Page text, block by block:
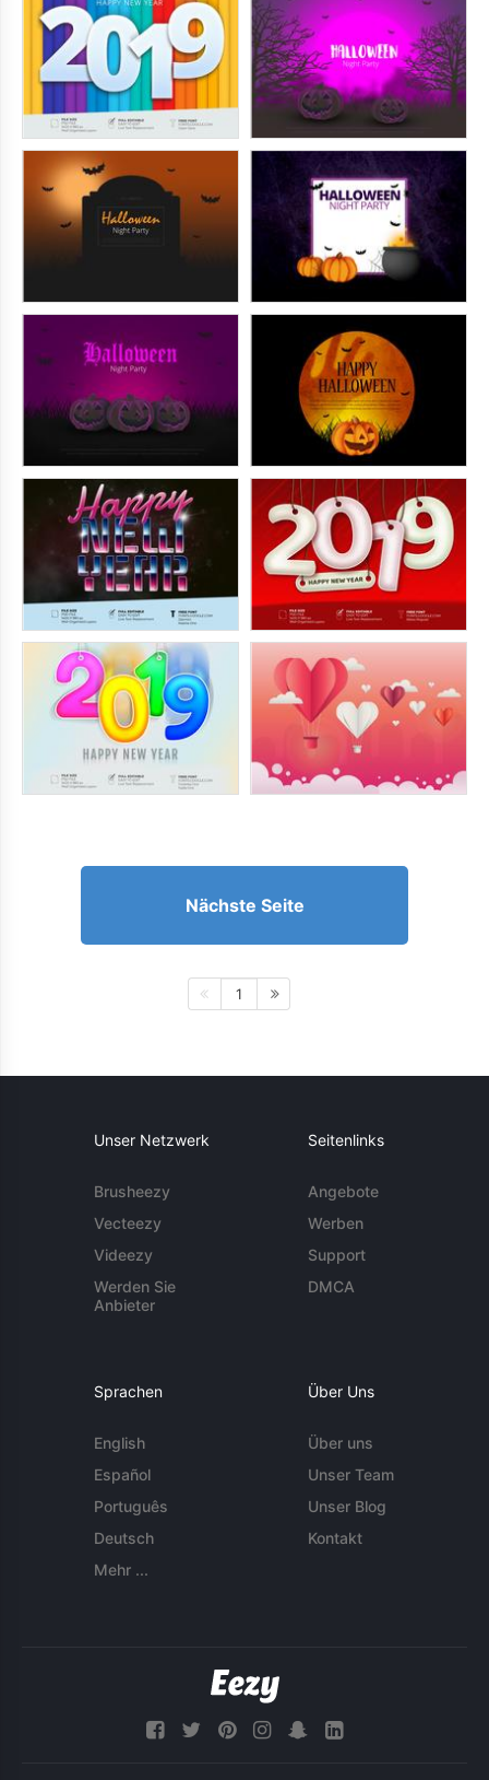
Nächste Seite
1
Unser Netzwerk
Brusheezy
Vecteezy
Videezy
Werden Sie
Anbieter
Seitenlinks
Angebote
Werben
Support
DMCA
Sprachen
English
Español
Português
Deutsch
Mehr ...
Über Uns
Über uns
Unser Team
Unser Blog
Kontakt